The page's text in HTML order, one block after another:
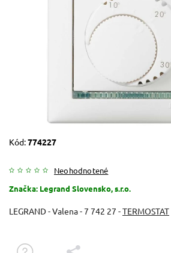
Kód:774227
Neohodnotené
Značka: Legrand Slovensko, s.r.o.
LEGRAND - Valena - 7 742 27 -TERMOSTAT